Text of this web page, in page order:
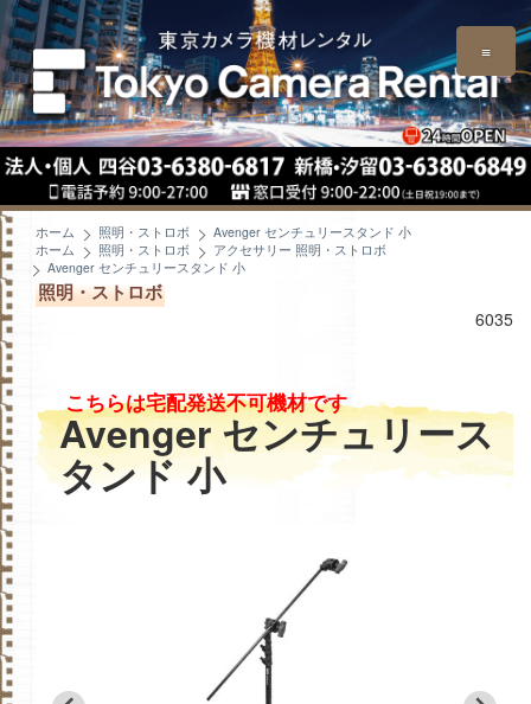
≡
ホーム 照明・ストロボ
Avenger センチュリースタンド 小
ホーム
照明・ストロボ
アクセサリー 照明・ストロボ
Avenger センチュリースタンド 小
照明・ストロボ
6035
こちらは宅配発送不可機材です
Avenger センチュリース
タンド 小